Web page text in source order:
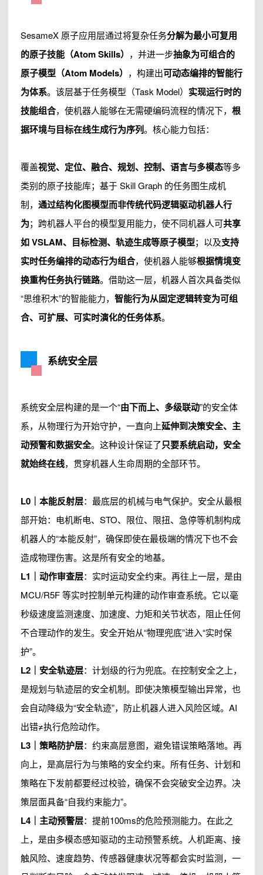
SesameX 原子应用层通过将复杂任务分解为最小可复用
的原子技能（Atom Skills） ，并进一步抽象为可组合的
原子模型（Atom Models） ，构建出可动态编排的智能行
为体系。该层基于任务模型（Task Model） 实现运行时的
技能组合，使机器人能够在无需硬编码流程的情况下， 根
据环境与目标在线生成行为序列。核心能力包括：
覆盖视觉、定位、融合、规划、控制、语言与多模态等多
类别的原子技能库；基于 Skill Graph 的任务图生成机
制， 通过结构化图模型而非传统代码逻辑驱动机器人行
为；跨机器人平台的模型复用能力，使不同机器人可共享
如 VSLAM、目标检测、轨迹生成等原子模型；以及支持
实时任务编排的动态行为组合，使机器人能够根据情境变
换重构任务执行链路。借助这一层，机器人首次具备类似
“思维积木”的智能能力， 智能行为从固定逻辑转变为可组
合、可扩展、可实时演化的任务体系。
系统安全层
系统安全层构建的是一个“由下而上、多级联动”的安全体
系，从物理行为开始守护，一直向上延伸到决策安全、主
动预警和数据安全。这种设计保证了只要系统启动，安全
就始终在线，贯穿机器人生命周期的全部环节。
L0｜本能反射层：最底层的机械与电气保护。安全从最根
部开始：电机断电、 STO、限位、限扭、急停等机制构成
机器人的“本能反射”，确保即使在最极端的情况下也不会
造成物理伤害。这是所有安全的地基。
L1｜动作审查层：实时运动安全约束。再往上一层，是由
MCU/R5F 等实时控制单元构建的动作审查系统。它以毫
秒级速度监测速度、加速度、力矩和关节状态，阻止任何
不合理动作的发生。安全开始从“物理兜底”进入“实时保
护”。
L2｜安全轨迹层：计划级的行为兜底。在控制安全之上，
是规划与轨迹层的安全机制。即使决策模型输出异常，也
会自动降级为“安全轨迹”，防止机器人进入风险区域。AI
出错≠执行危险动作。
L3｜策略防护层：约束高层意图，避免错误策略落地。再
向上，是高层行为与策略的安全约束。所有任务、计划和
策略在下发前都要经过校验，确保不会突破安全边界。决
策层面具备“自我约束能力”。
L4｜主动预警层：提前100ms的危险预测能力。在此之
上，是由多模态感知驱动的主动预警系统。人机距离、接
触风险、速度趋势、传感器健康状况等都会实时监测，一